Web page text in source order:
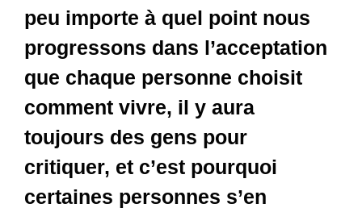
peu importe à quel point nous
progressons dans l’acceptation
que chaque personne choisit
comment vivre, il y aura
toujours des gens pour
critiquer, et c’est pourquoi
certaines personnes s’en